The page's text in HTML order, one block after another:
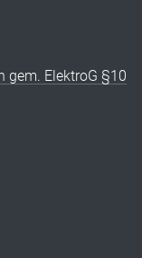
gem. ElektroG §10